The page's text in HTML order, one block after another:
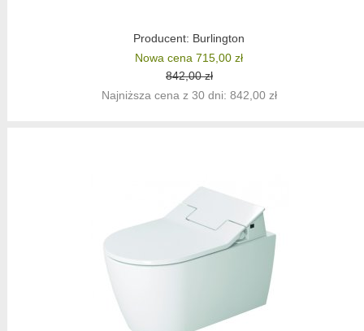
Producent: Burlington
Nowa cena 715,00 zł
842,00 zł
Najniższa cena z 30 dni: 842,00 zł